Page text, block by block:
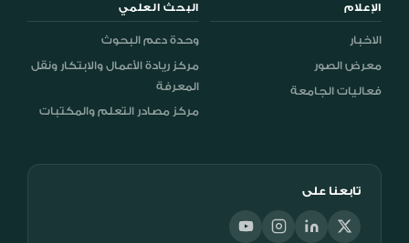
الإعلام
الاخبار
معرض الصور
فعاليات الجامعة
البحث العلمي
وحدة دعم البحوث
مركز ريادة الأعمال والابتكار ونقل
المعرفة
مركز مصادر التعلم والمكتبات
تابعنا على